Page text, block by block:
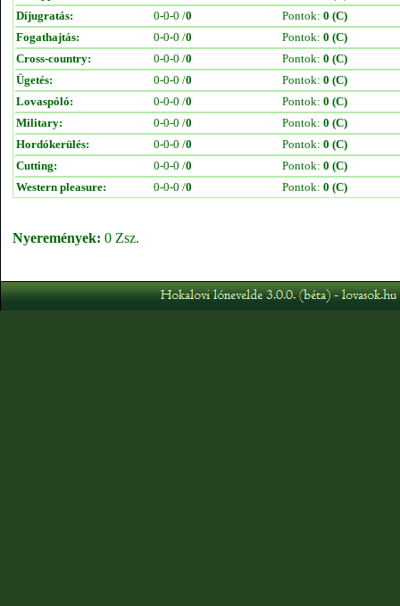
Díjugratás:
0-0-0 /0 Pontok: 0 (C)
Fogathajtás:
0-0-0 /0 Pontok: 0 (C)
Cross-country:
0-0-0 /0 Pontok: 0 (C)
Ügetés:
0-0-0 /0 Pontok: 0 (C)
Lovaspóló:
0-0-0 /0 Pontok: 0 (C)
Military:
0-0-0 /0 Pontok: 0 (C)
Hordókerülés:
0-0-0 /0 Pontok: 0 (C)
Cutting:
0-0-0 /0 Pontok: 0 (C)
Western pleasure:
0-0-0 /0 Pontok: 0 (C)
Nyeremények: 0 Zsz.